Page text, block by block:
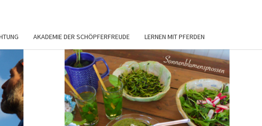
AKADEMIE DER SCHÖPFERFREUDE LERNEN MIT PFERDEN